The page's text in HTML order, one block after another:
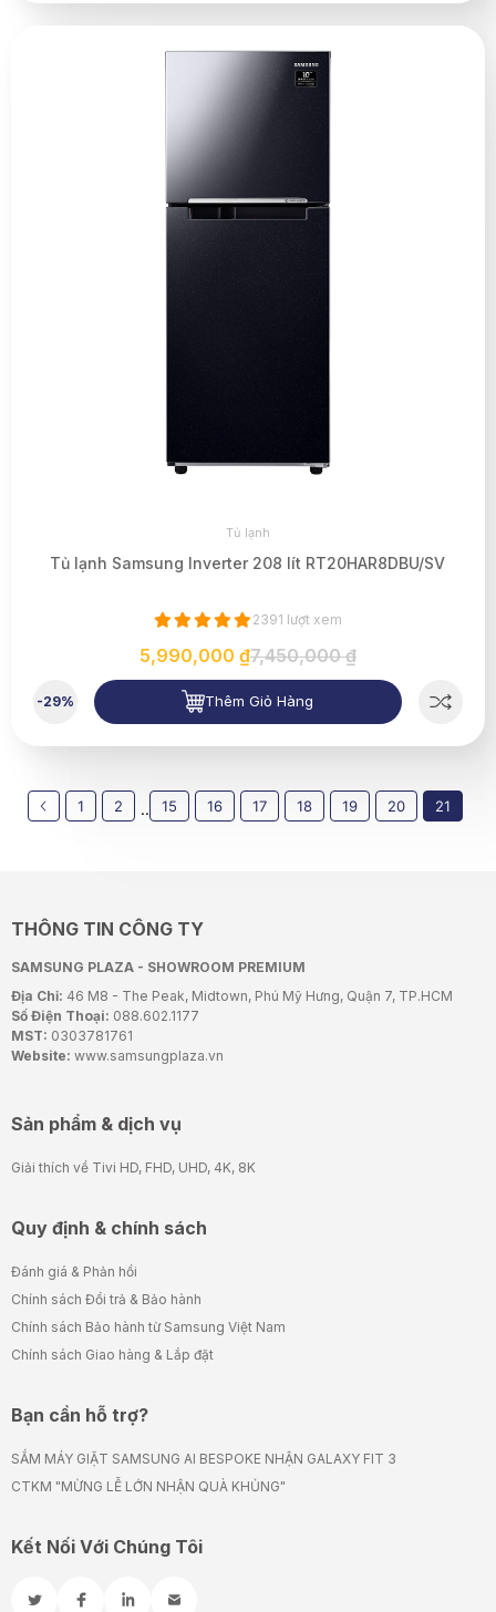
Tủ lạnh
Tủ lạnh Samsung Inverter 208 lít RT20HAR8DBU/SV
2391 lượt xem
5,990,000 ₫7,450,000 ₫
-29% Thêm Giỏ Hàng
1 2 .. 15 16 17 18 19 20 21
THÔNG TIN CÔNG TY
SAMSUNG PLAZA - SHOWROOM PREMIUM
Địa Chỉ: 46 M8 - The Peak, Midtown, Phú Mỹ Hưng, Quận 7, TP.HCM
Số Điện Thoại: 088.602.1177
MST: 0303781761
Website: www.samsungplaza.vn
Sản phẩm & dịch vụ
Giải thích về Tivi HD, FHD, UHD, 4K, 8K
Quy định & chính sách
Đánh giá & Phản hồi
Chính sách Đổi trả & Bảo hành
Chính sách Bảo hành từ Samsung Việt Nam
Chính sách Giao hàng & Lắp đặt
Bạn cần hỗ trợ?
SẮM MÁY GIẶT SAMSUNG AI BESPOKE NHẬN GALAXY FIT 3
CTKM "MỪNG LỄ LỚN NHẬN QUÀ KHỦNG"
Kết Nối Với Chúng Tôi